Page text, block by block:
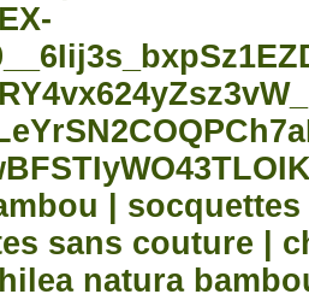
|
sans couture |
natura